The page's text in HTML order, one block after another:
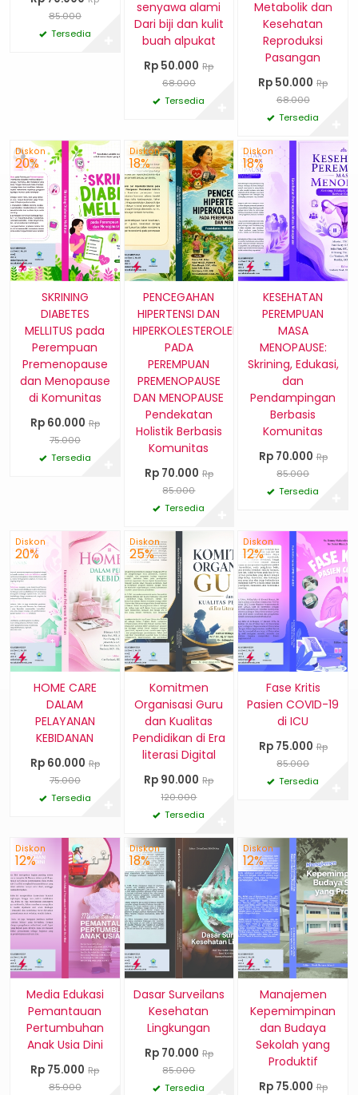
85.000
Tersedia
senyawa alami
Dari biji dan kulit
buah alpukat
Rp 50.000 Rp
68.000
Tersedia
Metabolik dan
Kesehatan
Reproduksi
Pasangan
Rp 50.000 Rp
68.000
Tersedia
Diskon
20%
SKRINING
DIABETES
MELLITUS pada
Perempuan
Premenopause
dan Menopause
di Komunitas
Rp 60.000 Rp
75.000
Tersedia
Diskon
18%
PENCEGAHAN
HIPERTENSI DAN
HIPERKOLESTEROLEMIA
PADA
PEREMPUAN
PREMENOPAUSE
DAN MENOPAUSE
Pendekatan
Holistik Berbasis
Komunitas
Rp 70.000 Rp
85.000
Tersedia
Diskon
18%
KESEHATAN
PEREMPUAN
MASA
MENOPAUSE:
Skrining, Edukasi,
dan
Pendampingan
Berbasis
Komunitas
Rp 70.000 Rp
85.000
Tersedia
Diskon
20%
HOME CARE
DALAM
PELAYANAN
KEBIDANAN
Rp 60.000 Rp
75.000
Tersedia
Diskon
25%
Komitmen
Organisasi Guru
dan Kualitas
Pendidikan di Era
literasi Digital
Rp 90.000 Rp
120.000
Tersedia
Diskon
12%
Fase Kritis
Pasien COVID-19
di ICU
Rp 75.000 Rp
85.000
Tersedia
Diskon
12%
Media Edukasi
Pemantauan
Pertumbuhan
Anak Usia Dini
Rp 75.000 Rp
85.000
Diskon
18%
Dasar Surveilans
Kesehatan
Lingkungan
Rp 70.000 Rp
85.000
Tersedia
Diskon
12%
Manajemen
Kepemimpinan
dan Budaya
Sekolah yang
Produktif
Rp 75.000 Rp